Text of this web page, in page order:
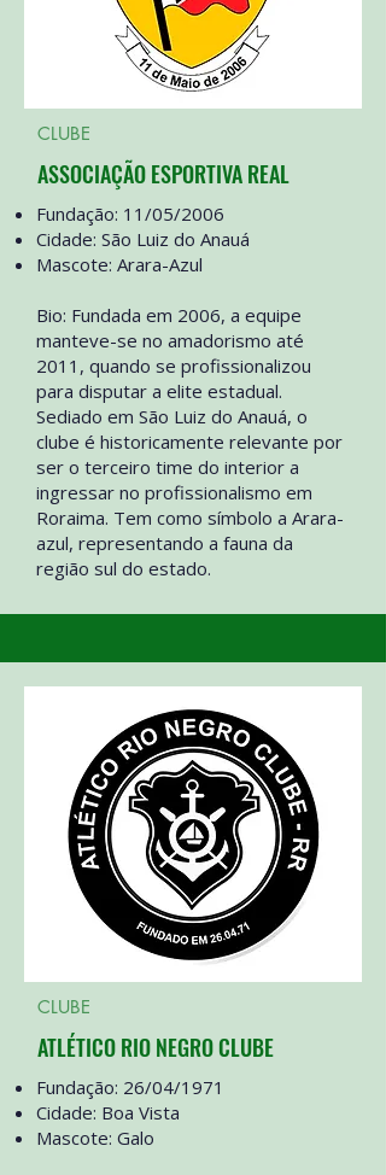
CLUBE
ASSOCIAÇÃO ESPORTIVA REAL
Fundação: 11/05/2006
Cidade: São Luiz do Anauá
Mascote: Arara-Azul
Bio: Fundada em 2006, a equipe
manteve-se no amadorismo até
2011, quando se profissionalizou
para disputar a elite estadual.
Sediado em São Luiz do Anauá, o
clube é historicamente relevante por
ser o terceiro time do interior a
ingressar no profissionalismo em
Roraima. Tem como símbolo a Arara-
azul, representando a fauna da
região sul do estado.
CLUBE
ATLÉTICO RIO NEGRO CLUBE
Fundação: 26/04/1971
Cidade: Boa Vista
Mascote: Galo